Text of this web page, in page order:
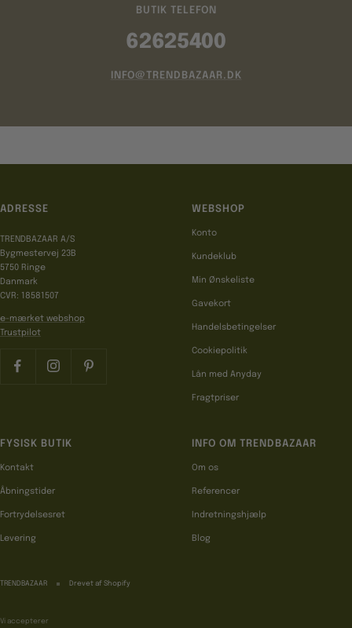
BUTIK TELEFON
62625400
INFO@TRENDBAZAAR.DK
ADRESSE
TRENDBAZAAR A/S
Bygmestervej 23B
5750 Ringe
Danmark
CVR: 18581507
e-mærket webshop
Trustpilot
WEBSHOP
Konto
Kundeklub
Min Ønskeliste
Gavekort
Handelsbetingelser
Cookiepolitik
Lån med Anyday
Fragtpriser
FYSISK BUTIK
Kontakt
Åbningstider
Fortrydelsesret
Levering
INFO OM TRENDBAZAAR
Om os
Referencer
Indretningshjælp
Blog
TRENDBAZAAR Drevet af Shopify
Vi accepterer